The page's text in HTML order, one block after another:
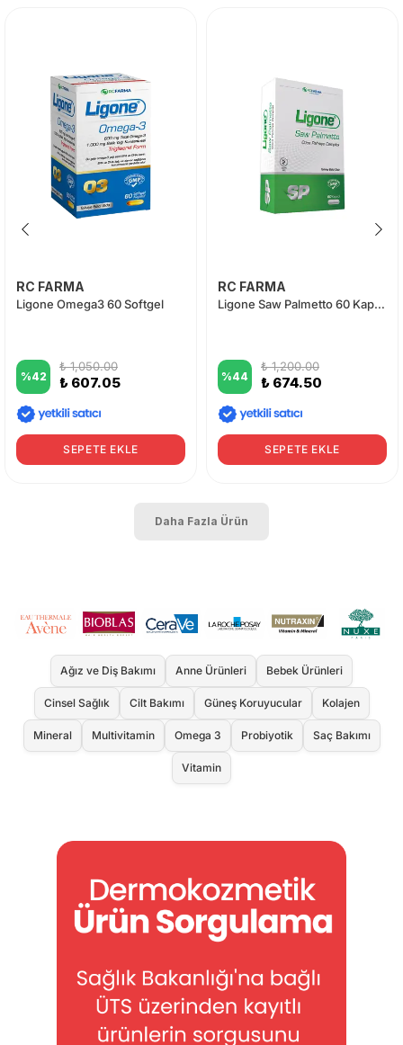
RC FARMA
Ligone Omega3 60 Softgel
%42
₺ 1,050.00
₺ 607.05
SEPETE EKLE
RC FARMA
Ligone Saw Palmetto 60 Kapsül
%44
₺ 1,200.00
₺ 674.50
SEPETE EKLE
Daha Fazla Ürün
Ağız ve Diş Bakımı Anne Ürünleri Bebek Ürünleri
Cinsel Sağlık Cilt Bakımı Güneş Koruyucular Kolajen
Mineral Multivitamin Omega 3 Probiyotik Saç Bakımı
Vitamin